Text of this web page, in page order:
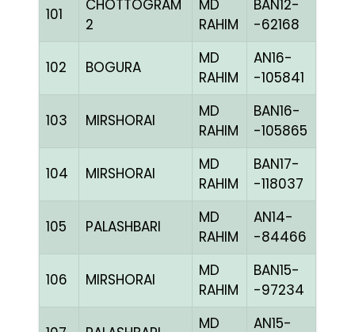
101
CHOTTOGRAM
2
MD
RAHIM
BAN12-
-62168
102 BOGURA
MD
RAHIM
AN16-
-105841
103 MIRSHORAI
MD
RAHIM
BAN16-
-105865
104 MIRSHORAI
MD
RAHIM
BAN17-
-118037
105 PALASHBARI
MD
RAHIM
AN14-
-84466
106 MIRSHORAI
MD
RAHIM
BAN15-
-97234
MD
AN15-